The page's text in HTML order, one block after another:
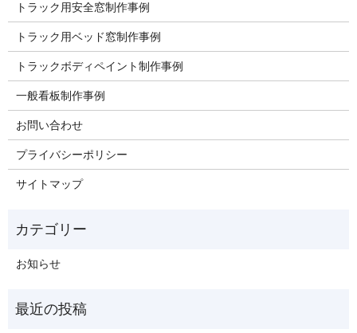
トラック用安全窓制作事例
トラック用ベッド窓制作事例
トラックボディペイント制作事例
一般看板制作事例
お問い合わせ
プライバシーポリシー
サイトマップ
お知らせ